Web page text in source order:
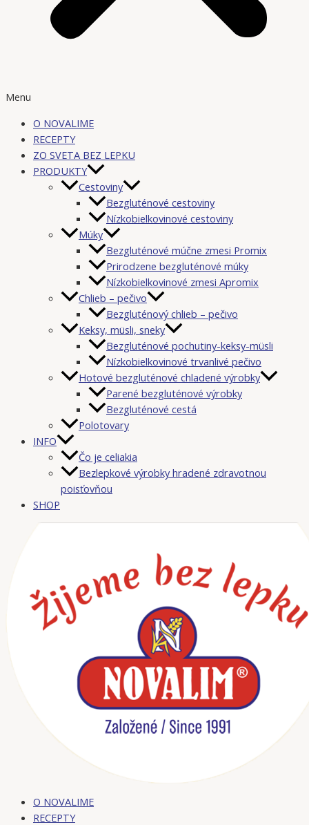
Menu
O NOVALIME
RECEPTY
ZO SVETA BEZ LEPKU
PRODUKTY
Cestoviny
Bezgluténové cestoviny
Nízkobielkovinové cestoviny
Múky
Bezgluténové múčne zmesi Promix
Prirodzene bezgluténové múky
Nízkobielkovinové zmesi Apromix
Chlieb – pečivo
Bezgluténový chlieb – pečivo
Keksy, müsli, sneky
Bezgluténové pochutiny-keksy-müsli
Nízkobielkovinové trvanlivé pečivo
Hotové bezgluténové chladené výrobky
Parené bezgluténové výrobky
Bezgluténové cestá
Polotovary
INFO
Čo je celiakia
Bezlepkové výrobky hradené zdravotnou
poisťovňou
SHOP
O NOVALIME
RECEPTY